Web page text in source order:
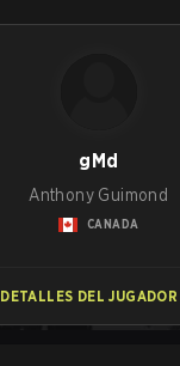
gMd
Anthony Guimond
CANADA
DETALLES DEL JUGADOR